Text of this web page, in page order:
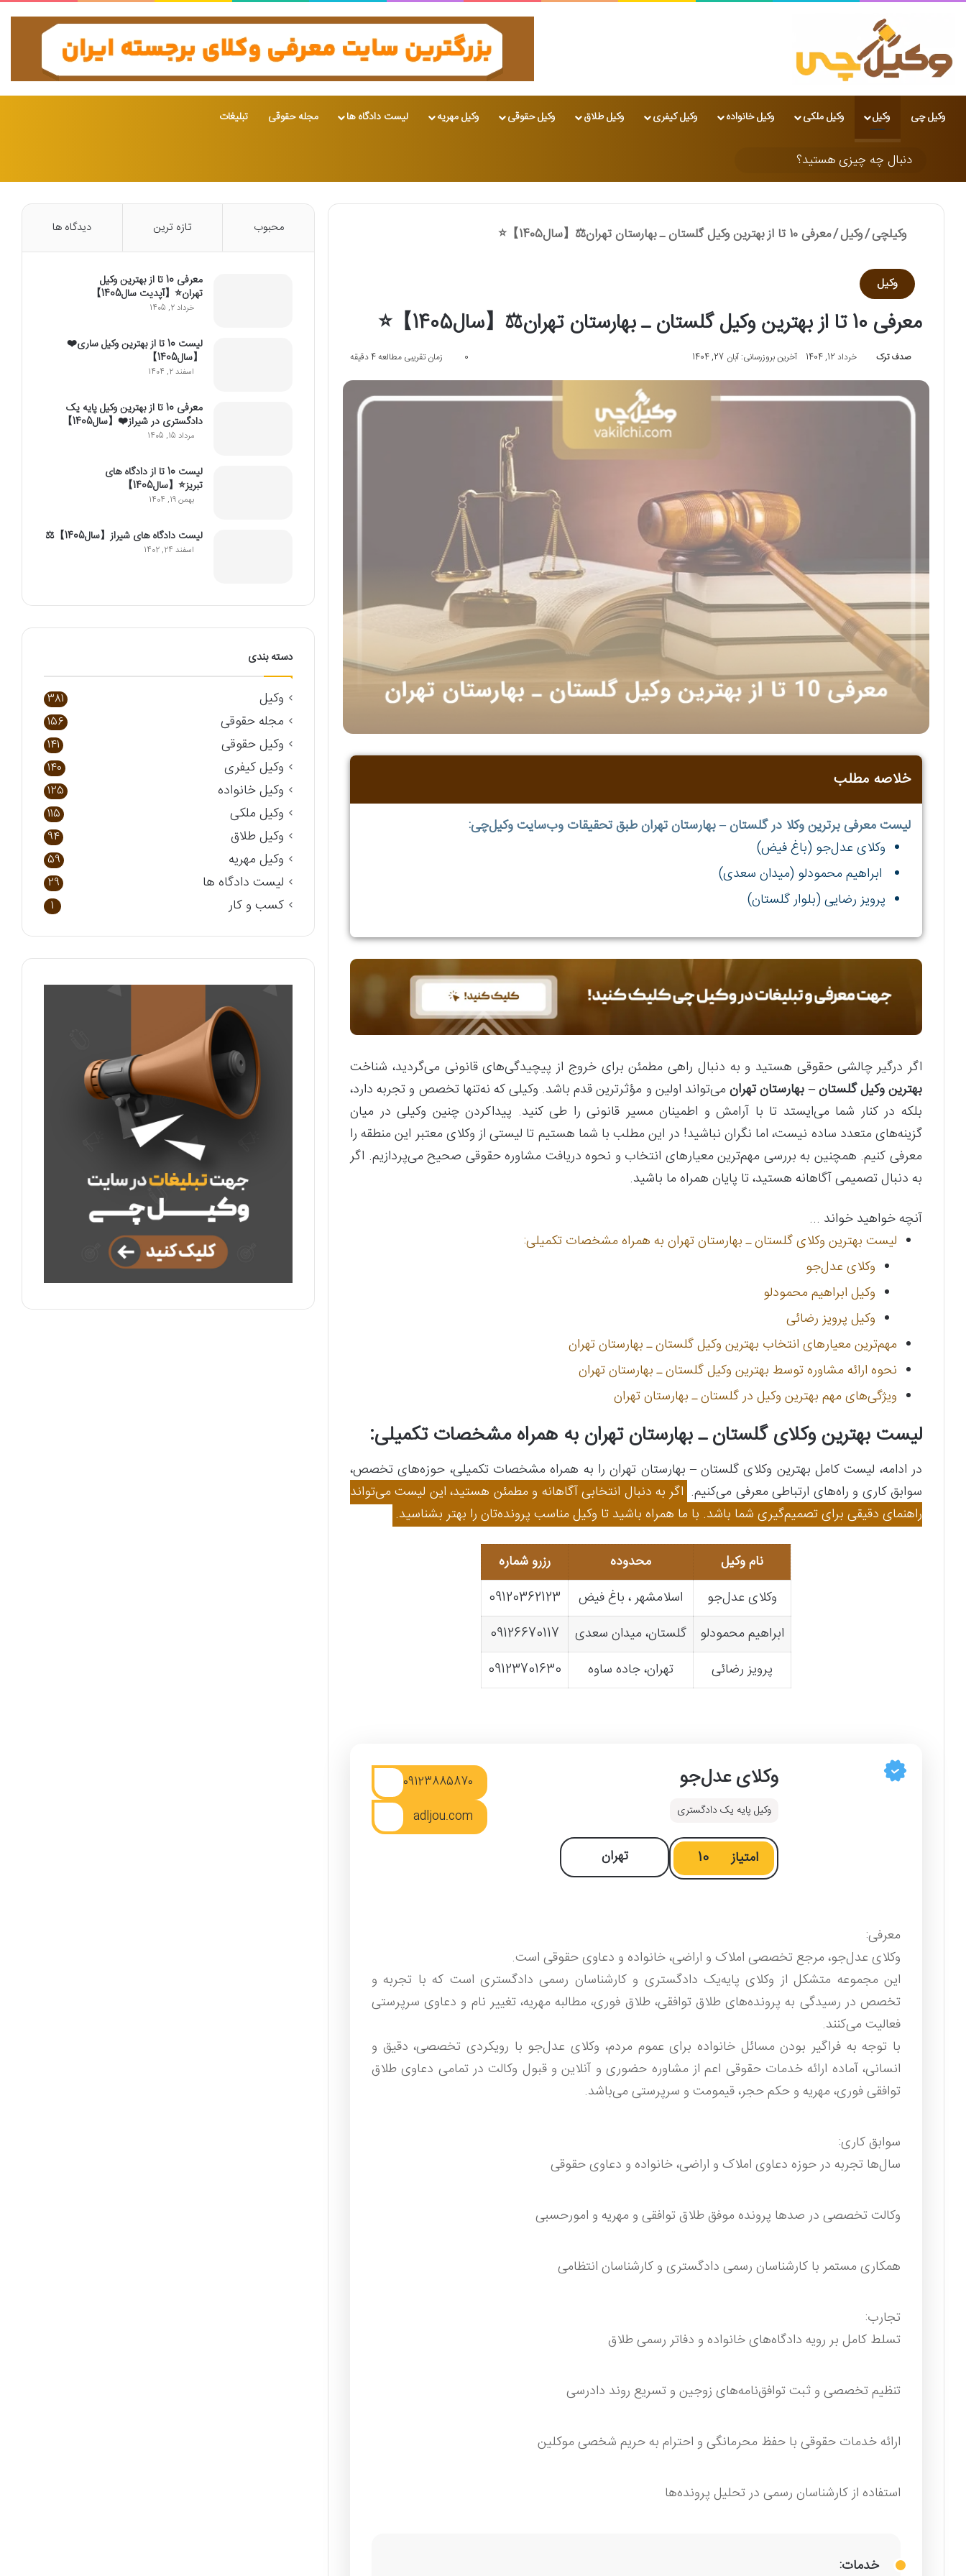
وکیل چی وکیل وکیل ملکی وکیل خانواده وکیل کیفری وکیل طلاق وکیل حقوقی وکیل مهریه لیست دادگاه ها مجله حقوقی تبلیغات
تغییر پوسته
چه
هستید؟
وکیلچی/وکیل/معرفی 10 تا از بهترین وکیل گلستان ـ بهارستان تهران⚖️【سال1405】⭐
وکیل
معرفی 10 تا از بهترین وکیل گلستان ـ بهارستان تهران⚖️【سال1405】⭐
صدف ترک خرداد 12, 1404 آخرین بروزرسانی: آبان 27, 1404 0 زمان تقریبی مطالعه 4 دقیقه
خلاصه مطلب
لیست معرفی برترین وکلا در گلستان – بهارستان تهران طبق تحقیقات وب‌سایت وکیل‌چی:
وکلای عدل‌جو (باغ فیض)
ابراهیم محمودلو (میدان سعدی)
پرویز رضایی (بلوار گلستان)
اگر درگیر چالشی حقوقی هستید و به دنبال راهی مطمئن برای خروج از پیچیدگی‌های قانونی می‌گردید، شناخت
بهترین وکیل گلستان – بهارستان تهرانمی‌تواند اولین و مؤثرترین قدم باشد. وکیلی که نه‌تنها تخصص و تجربه دارد،
بلکه در کنار شما می‌ایستد تا با آرامش و اطمینان مسیر قانونی را طی کنید. پیداکردن چنین وکیلی در میان
گزینه‌های متعدد ساده نیست، اما نگران نباشید! در این مطلب با شما هستیم تا لیستی از وکلای معتبر این منطقه را
معرفی کنیم. همچنین به بررسی مهم‌ترین معیارهای انتخاب و نحوه دریافت مشاوره حقوقی صحیح می‌پردازیم. اگر
به دنبال تصمیمی آگاهانه هستید، تا پایان همراه ما باشید.
آنچه خواهید خواند ...
لیست بهترین وکلای گلستان ـ بهارستان تهران به همراه مشخصات تکمیلی:
وکلای عدل‌جو
وکیل ابراهیم محمودلو
وکیل پرویز رضائی
مهم‌ترین معیارهای انتخاب بهترین وکیل گلستان ـ بهارستان تهران
نحوه ارائه مشاوره توسط بهترین وکیل گلستان ـ بهارستان تهران
ویژگی‌های مهم بهترین وکیل در گلستان ـ بهارستان تهران
لیست بهترین وکلای گلستان ـ بهارستان تهران به همراه مشخصات تکمیلی:
در ادامه، لیست کامل بهترین وکلای گلستان – بهارستان تهران را به همراه مشخصات تکمیلی، حوزه‌های تخصص،
سوابق کاری و راه‌های ارتباطی معرفی می‌کنیم. اگر به دنبال انتخابی آگاهانه و مطمئن هستید، این لیست می‌تواند
راهنمای دقیقی برای تصمیم‌گیری شما باشد. با ما همراه باشید تا وکیل مناسب پرونده‌تان را بهتر بشناسید.
نام وکیل محدوده
رزرو شماره
وکلای عدل‌جو
اسلامشهر ، باغ فیض
09120362123
ابراهیم محمودلو
گلستان، میدان سعدی
09126670117
پرویز رضائی
تهران، جاده ساوه 09123701630
وکلای عدل‌جو
وکیل پایه یک دادگستری
امتیاز 10 تهران
09123885870
adljou.com
معرفی:
وکلای عدل‌جو، مرجع تخصصی املاک و اراضی، خانواده و دعاوی حقوقی است.
این مجموعه متشکل از وکلای پایه‌یک دادگستری و کارشناسان رسمی دادگستری است که با تجربه و
تخصص در رسیدگی به پرونده‌های طلاق توافقی، طلاق فوری، مطالبه مهریه، تغییر نام و دعاوی سرپرستی
فعالیت می‌کنند.
با توجه به فراگیر بودن مسائل خانواده برای عموم مردم، وکلای عدل‌جو با رویکردی تخصصی، دقیق و
انسانی، آماده ارائه خدمات حقوقی اعم از مشاوره حضوری و آنلاین و قبول وکالت در تمامی دعاوی طلاق
توافقی فوری، مهریه و حکم حجر، قیمومت و سرپرستی می‌باشد.
سوابق کاری:
سال‌ها تجربه در حوزه دعاوی املاک و اراضی، خانواده و دعاوی حقوقی
وکالت تخصصی در صدها پرونده موفق طلاق توافقی و مهریه و امورحسبی
همکاری مستمر با کارشناسان رسمی دادگستری و کارشناسان انتظامی
تجارب:
تسلط کامل بر رویه دادگاه‌های خانواده و دفاتر رسمی طلاق
تنظیم تخصصی و ثبت توافق‌نامه‌های زوجین و تسریع روند دادرسی
ارائه خدمات حقوقی با حفظ محرمانگی و احترام به حریم شخصی موکلین
استفاده از کارشناسان رسمی در تحلیل پرونده‌ها
خدمات:
محبوب تازه ترین دیدگاه ها
معرفی 10 تا از بهترین وکیل
تهران⭐【آپدیت سال1405】
خرداد 2, 1405
لیست 10 تا از بهترین وکیل ساری❤️
【سال1405】
اسفند 2, 1404
معرفی 10 تا از بهترین وکیل پایه یک
دادگستری در شیراز❤️【سال1405】
مرداد 15, 1405
لیست 10 تا از دادگاه های
تبریز⭐【سال1405】
بهمن 19, 1404
لیست دادگاه های شیراز【سال1405】⚖️
اسفند 24, 1402
دسته بندی
وکیل 381
مجله حقوقی 156
وکیل حقوقی 141
وکیل کیفری 140
وکیل خانواده 125
وکیل ملکی 115
وکیل طلاق 94
وکیل مهریه 59
لیست دادگاه ها 29
کسب و کار 1